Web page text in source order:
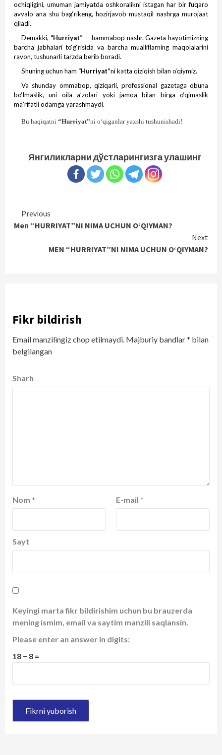
ochiqligini, umuman jamiyatda oshkoralikni istagan har bir fuqaro
avvalo ana shu bag‘rikeng, hozirjavob mustaqil nashrga murojaat
qiladi.
Demakki, “Hurriyat” — hammabop nashr. Gazeta hayotimizning
barcha jabhalari to‘g‘risida va barcha mualliflarning maqolalarini
ravon, tushunarli tarzda berib boradi.
Shuning uchun ham “Hurriyat”ni katta qiziqish bilan o‘qiymiz.
Va shunday ommabop, qiziqarli, professional gazetaga obuna
bo‘lmaslik, uni oila a’zolari yoki jamoa bilan birga o‘qimaslik
ma’rifatli odamga yarashmaydi.
Bu haqiqatni “Hurriyat”ni o‘qiganlar yaxshi tushunishadi!
Янгиликларни дўстларингизга улашинг
Continue
Reading
Previous
Men “HURRIYAT”NI NIMA UCHUN O‘QIYMAN?
Next
MEN “HURRIYAT”NI NIMA UCHUN O‘QIYMAN?
Fikr bildirish
Email manzilingiz chop etilmaydi. Majburiy bandlar* bilan
belgilangan
Sharh
Nom * E-mail *
Sayt
Keyingi marta fikr bildirishim uchun bu brauzerda
mening ismim, email va saytim manzili saqlansin.
Please enter an answer in digits:
18 − 8 =